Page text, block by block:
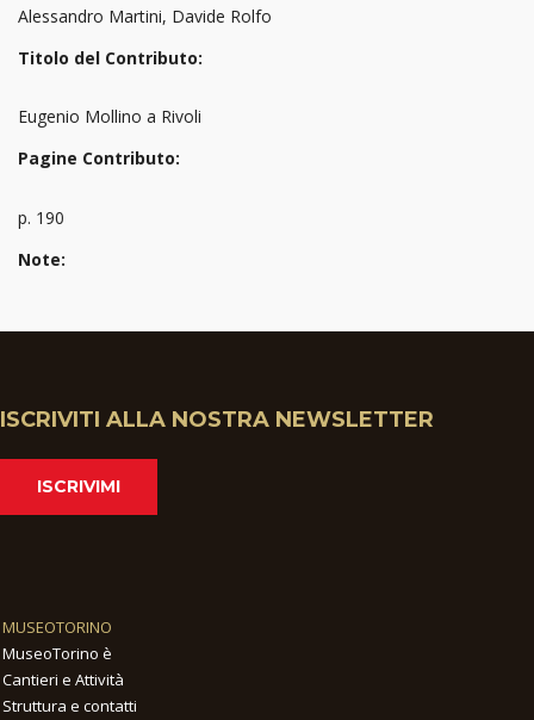
Alessandro Martini, Davide Rolfo
Titolo del Contributo:
Eugenio Mollino a Rivoli
Pagine Contributo:
p. 190
Note:
ISCRIVITI ALLA NOSTRA NEWSLETTER
ISCRIVIMI
MUSEOTORINO
MuseoTorino è
Cantieri e Attività
Struttura e contatti